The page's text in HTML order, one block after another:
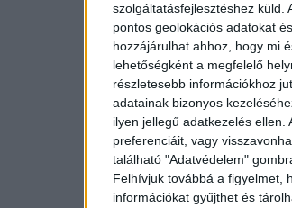
szolgáltatásfejlesztéshez küld.
pontos geolokációs adatokat
hozzájárulhat ahhoz, hogy mi
lehetőségként a megfelelő
részletesebb információkhoz
adatainak bizonyos
ilyen jellegű adatkezelés
preferenciáit, vagy
található "Adatvédelem"
Felhívjuk továbbá a figyelmet,
információkat gyűjthet és